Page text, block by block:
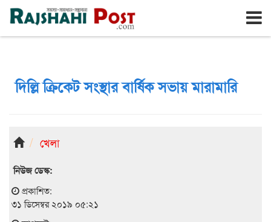
রাজশাহী সোমবার, ১০ই আগস্ট ২০২৬, ২৭শে শ্রাবণ ১৪৩৩
দিল্লি ক্রিকেট সংস্থার বার্ষিক সভায় মারামারি
খেলা
নিউজ ডেস্ক:
প্রকাশিত:
৩১ ডিসেম্বর ২০১৯ ০৫:২১